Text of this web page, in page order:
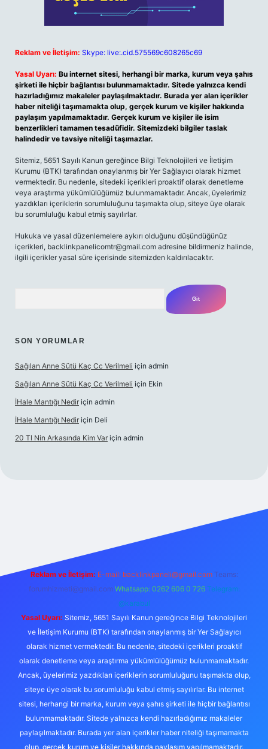
Reklam ve İletişim: Skype: live:.cid.575569c608265c69
Yasal Uyarı: Bu internet sitesi, herhangi bir marka, kurum veya şahıs
şirketi ile hiçbir bağlantısı bulunmamaktadır. Sitede yalnızca kendi
hazırladığımız makaleler paylaşılmaktadır. Burada yer alan içerikler
haber niteliği taşımamakta olup, gerçek kurum ve kişiler hakkında
paylaşım yapılmamaktadır. Gerçek kurum ve kişiler ile isim
benzerlikleri tamamen tesadüfidir. Sitemizdeki bilgiler taslak
halindedir ve tavsiye niteliği taşımazlar.
Sitemiz, 5651 Sayılı Kanun gereğince Bilgi Teknolojileri ve İletişim
Kurumu (BTK) tarafından onaylanmış bir Yer Sağlayıcı olarak hizmet
vermektedir. Bu nedenle, sitedeki içerikleri proaktif olarak denetleme
veya araştırma yükümlülüğümüz bulunmamaktadır. Ancak, üyelerimiz
yazdıkları içeriklerin sorumluluğunu taşımakta olup, siteye üye olarak
bu sorumluluğu kabul etmiş sayılırlar.
Hukuka ve yasal düzenlemelere aykırı olduğunu düşündüğünüz
içerikleri, backlinkpanelicomtr@gmail.com adresine bildirmeniz halinde,
ilgili içerikler yasal süre içerisinde sitemizden kaldırılacaktır.
SON YORUMLAR
Sağılan Anne Sütü Kaç Cc Verilmeli için admin
Sağılan Anne Sütü Kaç Cc Verilmeli için Ekin
İHale Mantığı Nedir için admin
İHale Mantığı Nedir için Deli
20 Tl Nin Arkasında Kim Var için admin
Reklam ve İletişim: E-mail: backlinkpaneli@gmail.com Teams:
forumhizmeti@gmail.com Whatsapp: 0262 606 0 726 Telegram:
@karabul
Yasal Uyarı: Sitemiz, 5651 Sayılı Kanun gereğince Bilgi Teknolojileri
ve İletişim Kurumu (BTK) tarafından onaylanmış bir Yer Sağlayıcı
olarak hizmet vermektedir. Bu nedenle, sitedeki içerikleri proaktif
olarak denetleme veya araştırma yükümlülüğümüz bulunmamaktadır.
Ancak, üyelerimiz yazdıkları içeriklerin sorumluluğunu taşımakta olup,
siteye üye olarak bu sorumluluğu kabul etmiş sayılırlar. Bu internet
sitesi, herhangi bir marka, kurum veya şahıs şirketi ile hiçbir bağlantısı
bulunmamaktadır. Sitede yalnızca kendi hazırladığımız makaleler
paylaşılmaktadır. Burada yer alan içerikler haber niteliği taşımamakta
olup, gerçek kurum ve kişiler hakkında paylaşım yapılmamaktadır.